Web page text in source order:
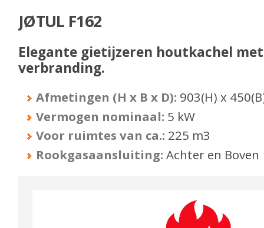
JØTUL F162
Elegante gietijzeren houtkachel
verbranding.
Afmetingen (H x B x D): 903(H) x 450
Vermogen nominaal: 5 kW
Voor ruimtes van ca.: 225 m3
Rookgasaansluiting: Achter en Boven